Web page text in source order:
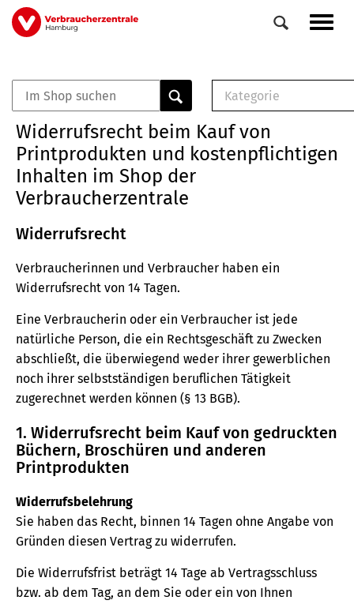
Direkt
zum
Veranstaltungen
0
Elemente
Kategorie
Musterbrief (RTF)
E-Broschüre
Widerrufsrecht beim Kauf von
Printprodukten und kostenpflichtigen
Inhalten im Shop der
Verbraucherzentrale
Widerrufsrecht
Verbraucherinnen und Verbraucher haben ein
Widerrufsrecht von 14 Tagen.
Eine Verbraucherin oder ein Verbraucher ist jede
natürliche Person, die ein Rechtsgeschäft zu Zwecken
abschließt, die überwiegend weder ihrer gewerblichen
noch ihrer selbstständigen beruflichen Tätigkeit
zugerechnet werden können (§ 13 BGB).
1. Widerrufsrecht beim Kauf von gedruckten
Büchern, Broschüren und anderen
Printprodukten
Widerrufsbelehrung
Sie haben das Recht, binnen 14 Tagen ohne Angabe von
Gründen diesen Vertrag zu widerrufen.
Die Widerrufsfrist beträgt 14 Tage ab Vertragsschluss
bzw. ab dem Tag, an dem Sie oder ein von Ihnen